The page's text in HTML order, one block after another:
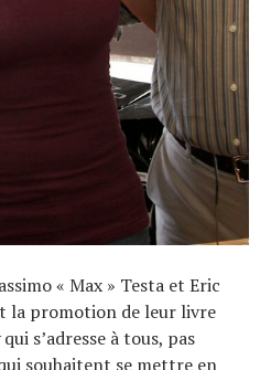
« Max » Testa et Eric
la promotion de leur livre
qui s’adresse à tous, pas
souhaitent se mettre en